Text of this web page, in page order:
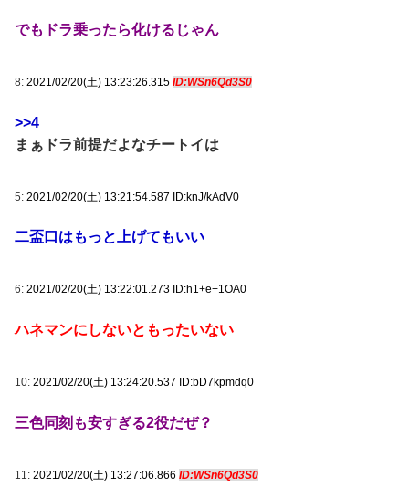
でもドラ乗ったら化けるじゃん
8: 2021/02/20(土) 13:23:26.315 ID:WSn6Qd3S0
>>4
まぁドラ前提だよなチートイは
5: 2021/02/20(土) 13:21:54.587 ID:knJ/kAdV0
二盃口はもっと上げてもいい
6: 2021/02/20(土) 13:22:01.273 ID:h1+e+1OA0
ハネマンにしないともったいない
10: 2021/02/20(土) 13:24:20.537 ID:bD7kpmdq0
三色同刻も安すぎる2役だぜ？
11: 2021/02/20(土) 13:27:06.866 ID:WSn6Qd3S0